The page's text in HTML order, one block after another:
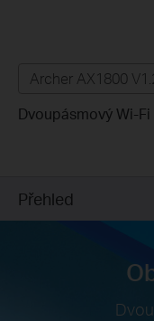
Archer AX1800
Dvoupásmový Wi-
Přehled